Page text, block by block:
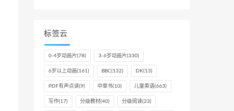
标签云
0-4岁动画片(78) 3-6岁动画片(330)
6岁以上动画(161) BBC(132) DK(13)
PDF有声点读(9) 中章书(10) 儿童英语(663)
写作(17) 分级教材(40) 分级阅读(23)